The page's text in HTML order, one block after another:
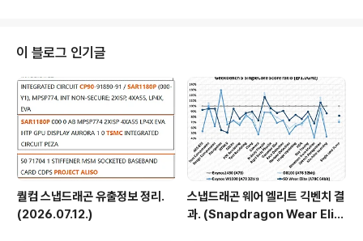
이기때문에 2.8GHz에서의 메모리 점수가 더 높을수도 있습니다. 그런데 거기
까지 가정을 하면 얘기가 더 진전되지..
이 블로그 인기글
퀄컴 스냅드래곤 유출정보 정리.
(2026.07.12.)
스냅드래곤 웨어 엘리트 긱벤치 결
과. (Snapdragon Wear Elit